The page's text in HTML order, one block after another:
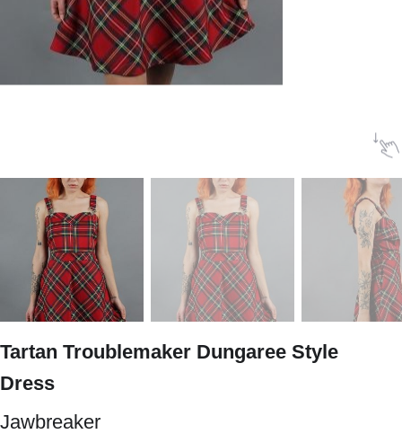
Tartan Troublemaker Dungaree Style
Dress
Jawbreaker